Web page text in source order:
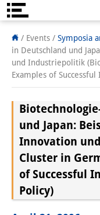
About us
Institute
Team
Research
Science
/ Events / Symposia
in Deutschland und
und Industriepolitik
Examples of
und Japan:
Innovation
Cluster in
of Successful
Policy)